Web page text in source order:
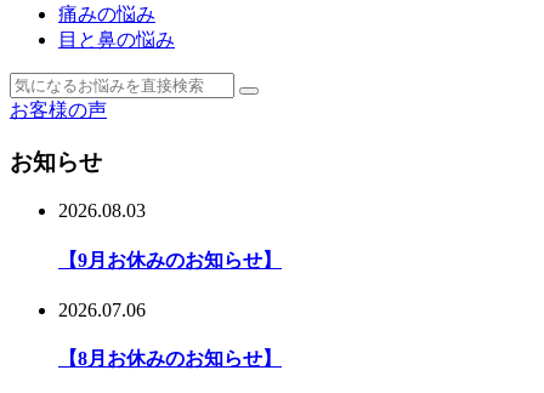
痛みの悩み
目と鼻の悩み
お客様の声
お知らせ
2026.08.03
【9月お休みのお知らせ】
2026.07.06
【8月お休みのお知らせ】